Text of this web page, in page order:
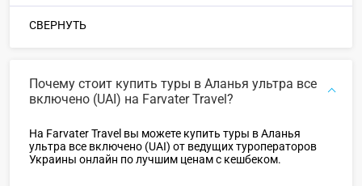
СВЕРНУТЬ
Почему стоит купить туры в Аланья ультра все
включено (UAI) на Farvater Travel?
На Farvater Travel вы можете купить туры в Аланья
ультра все включено (UAI) от ведущих туроператоров
Украины онлайн по лучшим ценам с кешбеком.